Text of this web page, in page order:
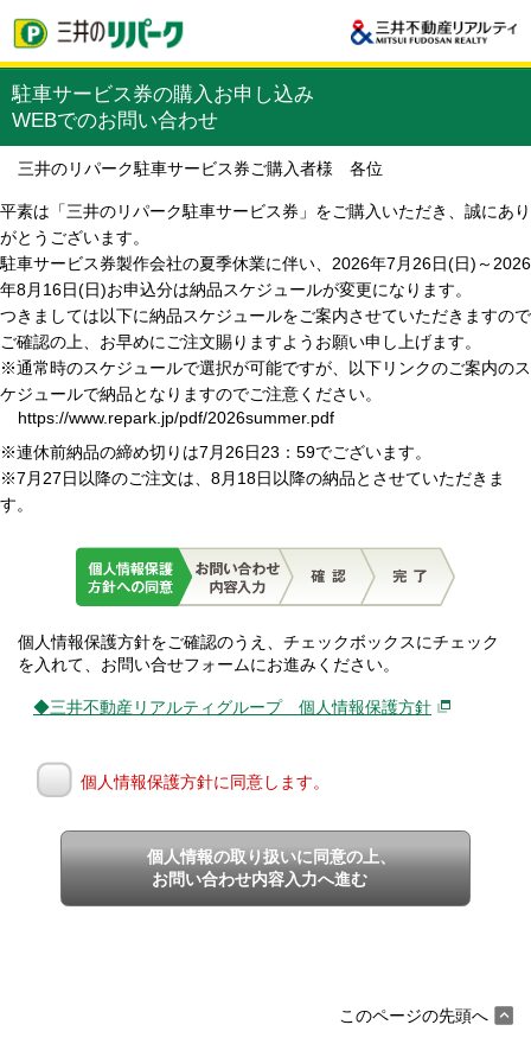
駐車サービス券の購入お申し込み
WEBでのお問い合わせ
三井のリパーク駐車サービス券ご購入者様 各位
平素は「三井のリパーク駐車サービス券」をご購入いただき、誠にあり
がとうございます。
駐車サービス券製作会社の夏季休業に伴い、2026年7月26日(日)～2026
年8月16日(日)お申込分は納品スケジュールが変更になります。
つきましては以下に納品スケジュールをご案内させていただきますので
ご確認の上、お早めにご注文賜りますようお願い申し上げます。
※通常時のスケジュールで選択が可能ですが、以下リンクのご案内のス
ケジュールで納品となりますのでご注意ください。
https://www.repark.jp/pdf/2026summer.pdf
※連休前納品の締め切りは7月26日23：59でございます。
※7月27日以降のご注文は、8月18日以降の納品とさせていただきま
す。
個人情報保護方針をご確認のうえ、チェックボックスにチェック
を入れて、お問い合せフォームにお進みください。
◆三井不動産リアルティグループ 個人情報保護方針
個人情報保護方針に同意します。
個人情報の取り扱いに同意の上、
お問い合わせ内容入力へ進む
このページの先頭へ